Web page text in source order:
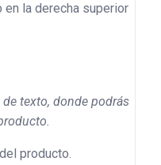
la derecha superior
texto, donde podrás
producto.